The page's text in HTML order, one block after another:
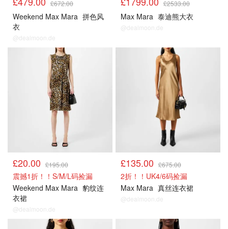
£672.00
Weekend Max Mara 拼色风
衣
@dealmoon.de
£2533.00
Max Mara 泰迪熊大衣
@dealmoon.de
£20.00 £195.00
震撼1折！！S/M/L码捡漏
Weekend Max Mara 豹纹连
衣裙
@dealmoon.de
£135.00 £675.00
2折！！UK4/6码捡漏
Max Mara 真丝连衣裙
@dealmoon.de